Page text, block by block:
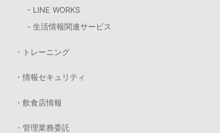
- LINE WORKS
- 生活情報関連サービス
・トレーニング
・情報セキュリティ
・飲食店情報
・管理業務委託